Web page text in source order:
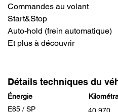
Commandes au volant
Start&Stop
Auto-hold (frein automatique)
Et plus à découvrir
Détails techniques du
Énergie
E85 / SP